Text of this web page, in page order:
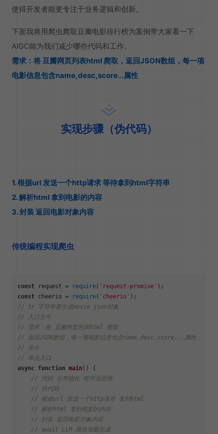
使得开发者能更专注于业务逻辑和创新。
下面我将用爬虫爬取豆瓣电影排行榜为案例带大家看一下
AIGC能为我们减少哪些代码和工作。
需求：将 豆瓣网页列表html 爬取，返回JSON数组，每一项
电影信息包含name,desc,score...属性
实现步骤（伪代码）
1. 根据url 发送一个http请求 等待拿到html字符串
2. 解析html 拿到电影的内容
3. 封装 返回电影对象内容
传统编程实现爬虫
const request = require( 'request-promise'
const cheerio = require( 'cheerio'
// tr 字符串要生成movie json对象
// 入口文件
// 需求：将 豆瓣网页列表html 爬取
// 返回JSON数组，每一项电影信息包含name,desc,score...属性
// 异步
// 单点入口
async
function main( ) {
// 代码 分布细化 程序员思维
// 伪代码
// 根据url 发送一个http请求 拿到html
// 解析html 拿到电影的内容
// 封装 返回电影对象内容
// await LLM 模块加载完成